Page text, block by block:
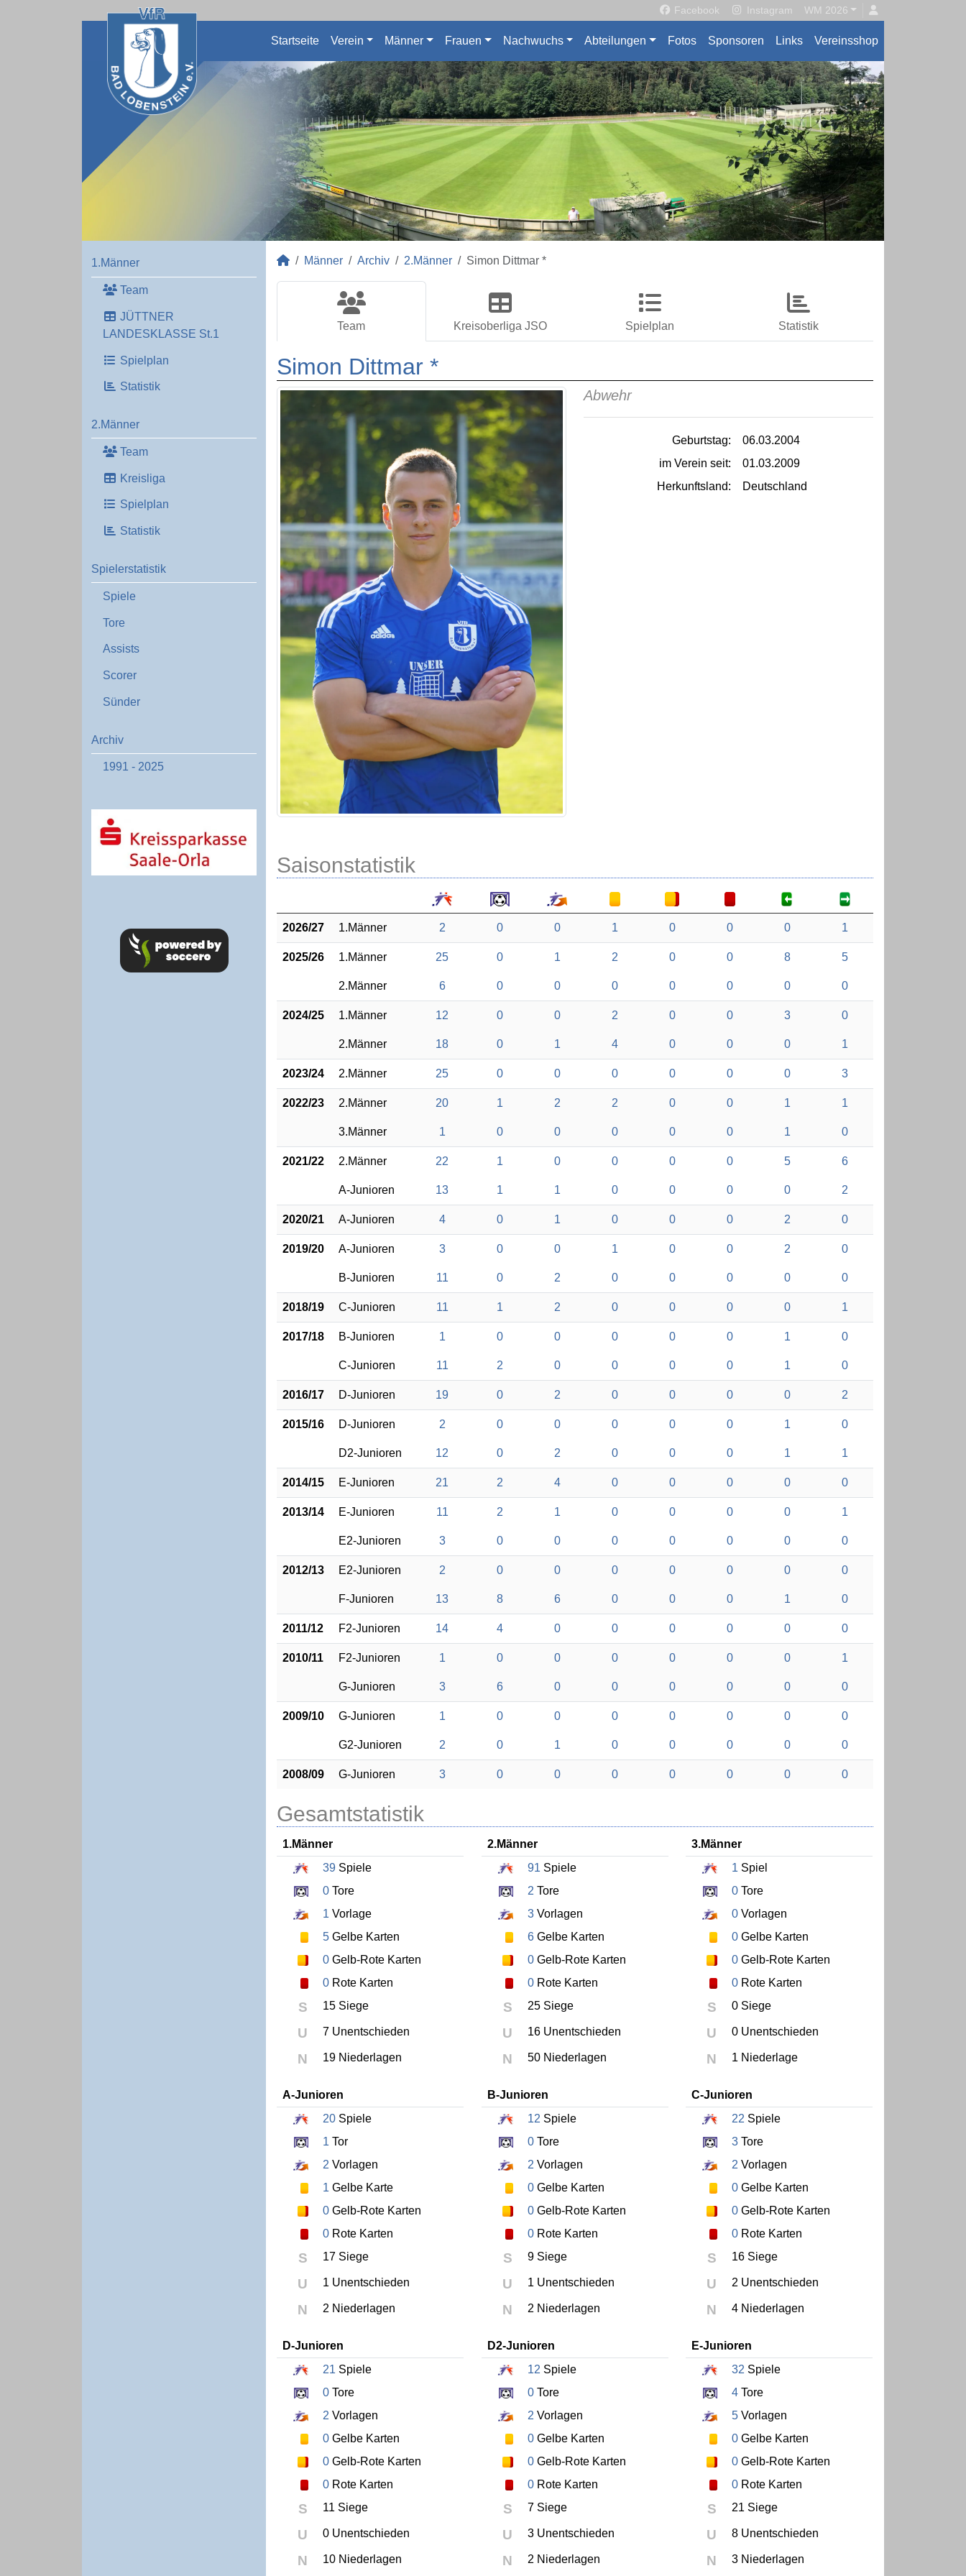
Facebook Instagram WM 2026
Startseite Verein Männer Frauen Nachwuchs Abteilungen Fotos Sponsoren Links Vereinsshop
1.Männer
Team
JÜTTNER
LANDESKLASSE St.1
Spielplan
Statistik
2.Männer
Team
Kreisliga
Spielplan
Statistik
Spielerstatistik
Spiele
Tore
Assists
Scorer
Sünder
Archiv
1991 - 2025
Männer Archiv 2.Männer Simon Dittmar *
Team Kreisoberliga JSO Spielplan Statistik
Simon Dittmar *
Abwehr
Geburtstag:
06.03.2004
im Verein seit:
01.03.2009
Herkunftsland:
Deutschland
Saisonstatistik
2026/27 1.Männer 2 0 0 1 0 0 0 1
2025/26 1.Männer 25 0 1 2 0 0 8 5
2.Männer 6 0 0 0 0 0 0 0
2024/25 1.Männer 12 0 0 2 0 0 3 0
2.Männer 18 0 1 4 0 0 0 1
2023/24 2.Männer 25 0 0 0 0 0 0 3
2022/23 2.Männer 20 1 2 2 0 0 1 1
3.Männer 1 0 0 0 0 0 1 0
2021/22 2.Männer 22 1 0 0 0 0 5 6
A-Junioren 13 1 1 0 0 0 0 2
2020/21 A-Junioren 4 0 1 0 0 0 2 0
2019/20 A-Junioren 3 0 0 1 0 0 2 0
B-Junioren 11 0 2 0 0 0 0 0
2018/19 C-Junioren 11 1 2 0 0 0 0 1
2017/18 B-Junioren 1 0 0 0 0 0 1 0
C-Junioren 11 2 0 0 0 0 1 0
2016/17 D-Junioren 19 0 2 0 0 0 0 2
2015/16 D-Junioren 2 0 0 0 0 0 1 0
D2-Junioren 12 0 2 0 0 0 1 1
2014/15 E-Junioren 21 2 4 0 0 0 0 0
2013/14 E-Junioren 11 2 1 0 0 0 0 1
E2-Junioren 3 0 0 0 0 0 0 0
2012/13 E2-Junioren 2 0 0 0 0 0 0 0
F-Junioren 13 8 6 0 0 0 1 0
2011/12 F2-Junioren 14 4 0 0 0 0 0 0
2010/11 F2-Junioren 1 0 0 0 0 0 0 1
G-Junioren 3 6 0 0 0 0 0 0
2009/10 G-Junioren 1 0 0 0 0 0 0 0
G2-Junioren 2 0 1 0 0 0 0 0
2008/09 G-Junioren 3 0 0 0 0 0 0 0
Gesamtstatistik
1.Männer
39 Spiele
0 Tore
1 Vorlage
5 Gelbe Karten
0 Gelb-Rote Karten
0 Rote Karten
S 15 Siege
U 7 Unentschieden
N 19 Niederlagen
2.Männer
91 Spiele
2 Tore
3Vorlagen
6Gelbe Karten
0Gelb-Rote Karten
0Rote Karten
S 25 Siege
U 16 Unentschieden
N 50 Niederlagen
3.Männer
1 Spiel
0 Tore
0 Vorlagen
0 Gelbe Karten
0 Gelb-Rote Karten
0 Rote Karten
S 0 Siege
U 0 Unentschieden
N 1 Niederlage
A-Junioren
20 Spiele
1 Tor
2 Vorlagen
1 Gelbe Karte
0 Gelb-Rote Karten
0 Rote Karten
S 17 Siege
U 1 Unentschieden
N 2 Niederlagen
B-Junioren
12 Spiele
0Tore
2 Vorlagen
0Gelbe Karten
0Gelb-Rote Karten
0Rote Karten
S 9 Siege
U 1 Unentschieden
N 2 Niederlagen
C-Junioren
22 Spiele
3 Tore
2 Vorlagen
0 Gelbe Karten
0 Gelb-Rote Karten
0 Rote Karten
S 16 Siege
U 2 Unentschieden
N 4 Niederlagen
D-Junioren
21 Spiele
0 Tore
2 Vorlagen
0 Gelbe Karten
0 Gelb-Rote Karten
0 Rote Karten
S 11 Siege
U 0 Unentschieden
N 10 Niederlagen
D2-Junioren
12 Spiele
0Tore
2 Vorlagen
0Gelbe Karten
0Gelb-Rote Karten
0Rote Karten
S 7 Siege
U 3 Unentschieden
N 2 Niederlagen
E-Junioren
32 Spiele
4 Tore
5 Vorlagen
0 Gelbe Karten
0 Gelb-Rote Karten
0 Rote Karten
S 21 Siege
U 8 Unentschieden
N 3 Niederlagen